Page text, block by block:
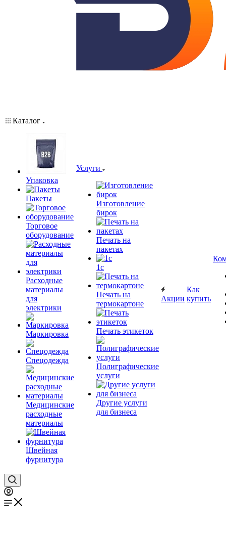
Каталог
Упаковка
Пакеты
Торговое
оборудование
Расходные
материалы
для
электрики
Маркировка
Спецодежда
Медицинские
расходные
материалы
Швейная
фурнитура
Услуги
Изготовление
бирок
Печать на
пакетах
1c
Печать на
термокартоне
Печать этикеток
Полиграфические
услуги
Другие услуги
для бизнеса
Акции
Как
купить